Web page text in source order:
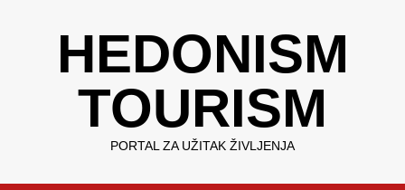
HEDONISM
TOURISM
PORTAL ZA UŽITAK ŽIVLJENJA